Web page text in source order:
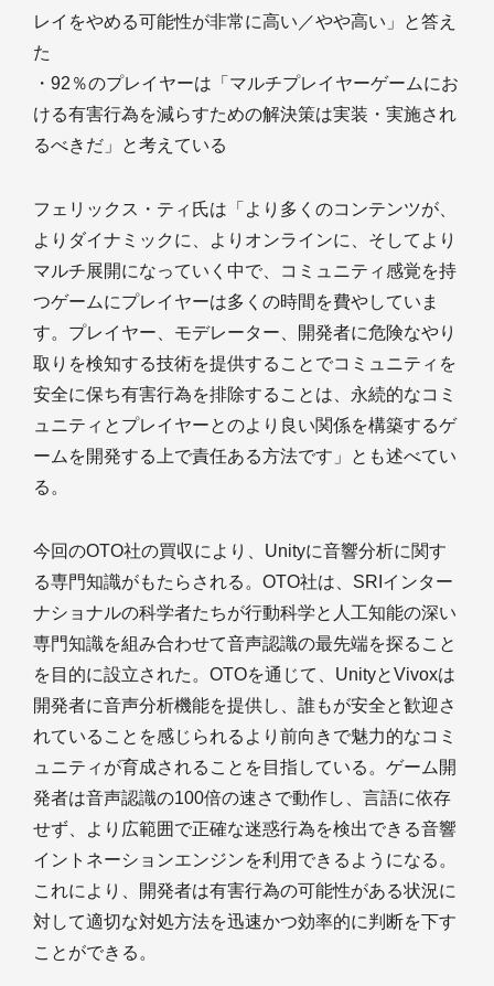
レイをやめる可能性が非常に高い／やや高い」と答え
た
・92％のプレイヤーは「マルチプレイヤーゲームにお
ける有害行為を減らすための解決策は実装・実施され
るべきだ」と考えている
フェリックス・ティ氏は「より多くのコンテンツが、
よりダイナミックに、よりオンラインに、そしてより
マルチ展開になっていく中で、コミュニティ感覚を持
つゲームにプレイヤーは多くの時間を費やしていま
す。プレイヤー、モデレーター、開発者に危険なやり
取りを検知する技術を提供することでコミュニティを
安全に保ち有害行為を排除することは、永続的なコミ
ュニティとプレイヤーとのより良い関係を構築するゲ
ームを開発する上で責任ある方法です」とも述べてい
る。
今回のOTO社の買収により、Unityに音響分析に関す
る専門知識がもたらされる。OTO社は、SRIインター
ナショナルの科学者たちが行動科学と人工知能の深い
専門知識を組み合わせて音声認識の最先端を探ること
を目的に設立された。OTOを通じて、UnityとVivoxは
開発者に音声分析機能を提供し、誰もが安全と歓迎さ
れていることを感じられるより前向きで魅力的なコミ
ュニティが育成されることを目指している。ゲーム開
発者は音声認識の100倍の速さで動作し、言語に依存
せず、より広範囲で正確な迷惑行為を検出できる音響
イントネーションエンジンを利用できるようになる。
これにより、開発者は有害行為の可能性がある状況に
対して適切な対処方法を迅速かつ効率的に判断を下す
ことができる。